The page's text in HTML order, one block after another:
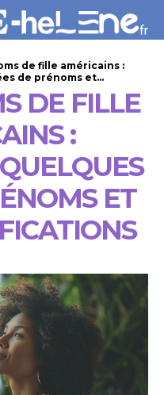
de fille américains :
de prénoms et...
DE FILLE
:
ET